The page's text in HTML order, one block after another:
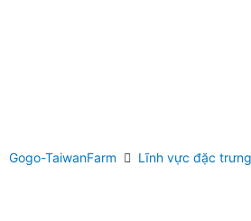
Gogo-TaiwanFarm Lĩnh vực đặc trưng